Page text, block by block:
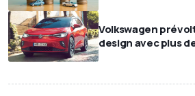
Volkswagen
design avec plus